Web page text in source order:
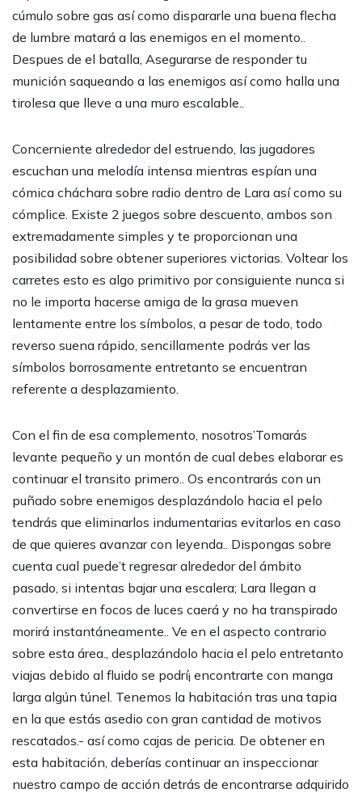
cúmulo sobre gas así­ como dispararle una buena flecha
de lumbre matará a las enemigos en el momento..
Despues de el batalla, Asegurarse de responder tu
munición saqueando a las enemigos así­ como halla una
tirolesa que lleve a una muro escalable..
Concerniente alrededor del estruendo, las jugadores
escuchan una melodía intensa mientras espían una
cómica cháchara sobre radio dentro de Lara así­ como su
cómplice. Existe 2 juegos sobre descuento, ambos son
extremadamente simples y te proporcionan una
posibilidad sobre obtener superiores victorias. Voltear los
carretes esto es algo primitivo por consiguiente nunca si
no le importa hacerse amiga de la grasa mueven
lentamente entre los símbolos, a pesar de todo, todo
reverso suena rápido, sencillamente podrás ver las
símbolos borrosamente entretanto se encuentran
referente a desplazamiento.
Con el fin de esa complemento, nosotros’Tomarás
levante pequeño y un montón de cual debes elaborar es
continuar el transito primero.. Os encontrarás con un
puñado sobre enemigos desplazándolo hacia el pelo
tendrás que eliminarlos indumentarias evitarlos en caso
de que quieres avanzar con leyenda.. Dispongas sobre
cuenta cual puede’t regresar alrededor del ámbito
pasado, si intentas bajar una escalera; Lara llegan a
convertirse en focos de luces caerá y no ha transpirado
morirá instantáneamente.. Ve en el aspecto contrario
sobre esta área., desplazándolo hacia el pelo entretanto
viajas debido al fluido se podrí¡ encontrarte con manga
larga algún túnel. Tenemos la habitación tras una tapia
en la que estás asedio con gran cantidad de motivos
rescatados.- así­ como cajas de pericia. De obtener en
esta habitación, deberías continuar an inspeccionar
nuestro campo de acción detrás de encontrarse adquirido